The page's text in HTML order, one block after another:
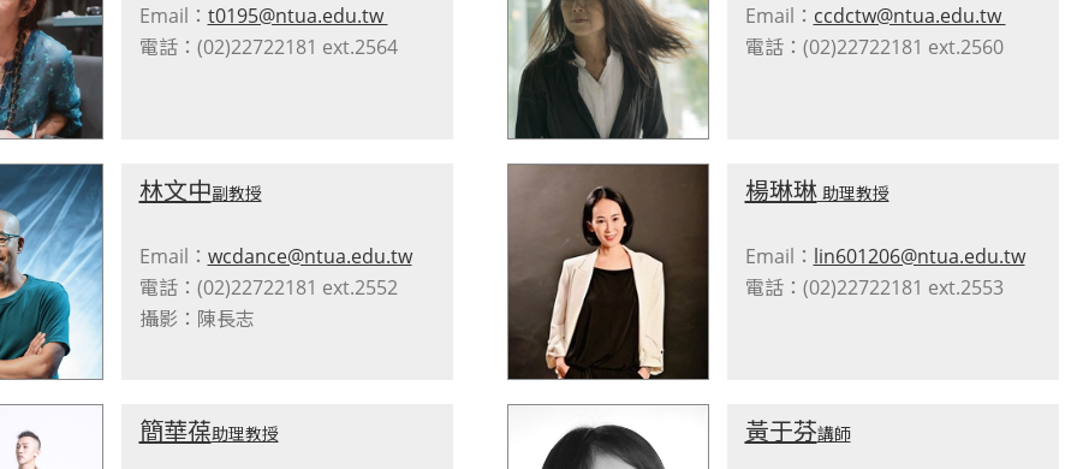
Email： t0195@ntua.edu.tw
電話：(02)22722181 ext.2564
Email： ccdctw@ntua.edu.tw
電話：(02)22722181 ext.2560
林文中副教授
Email： wcdance@ntua.edu.tw
電話：(02)22722181 ext.2552
攝影：陳長志
楊琳琳助理教授
Email： lin601206@ntua.edu.tw
電話：(02)22722181 ext.2553
簡華葆助理教授 黃于芬講師